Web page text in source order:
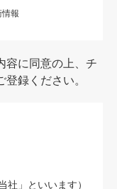
報
容に同意の上、チ
録ください。
」といいます）